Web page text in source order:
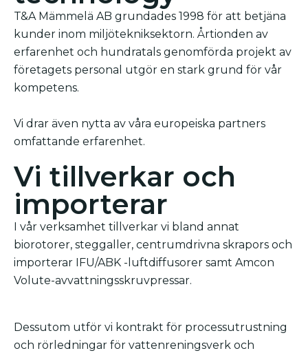
T&A Mämmelä AB grundades 1998 för att betjäna
kunder inom miljötekniksektorn. Årtionden av
erfarenhet och hundratals genomförda projekt av
företagets personal utgör en stark grund för vår
kompetens.
Vi drar även nytta av våra europeiska partners
omfattande erfarenhet.
Vi tillverkar och
importerar
I vår verksamhet tillverkar vi bland annat
biorotorer, steggaller, centrumdrivna skrapors och
importerar IFU/ABK -luftdiffusorer samt Amcon
Volute-avvattningsskruvpressar.
Dessutom utför vi kontrakt för processutrustning
och rörledningar för vattenreningsverk och